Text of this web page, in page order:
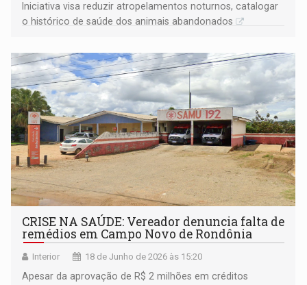
Iniciativa visa reduzir atropelamentos noturnos, catalogar
o histórico de saúde dos animais abandonados
CRISE NA SAÚDE: Vereador denuncia falta de
remédios em Campo Novo de Rondônia
Interior 18 de Junho de 2026 às 15:20
Apesar da aprovação de R$ 2 milhões em créditos